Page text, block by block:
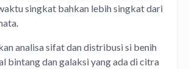
singkat bahkan lebih singkat dari
analisa sifat dan distribusi si benih
bintang dan galaksi yang ada di citra